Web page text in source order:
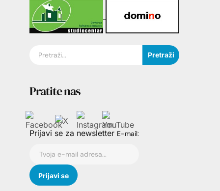
Pretraži
Pratite nas
Prijavi se za newsletter E-mail: